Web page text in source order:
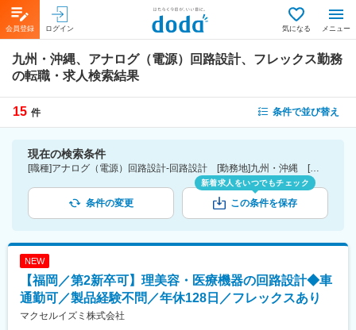
会員登録 ログイン 気になる メニュー
九州・沖縄、アナログ（電源）回路設計、フレックス勤務
の転職・求人検索結果
15 件 条件で並び替え
現在の検索条件
[職種]アナログ（電源）回路設計-回路設計 [勤務地]九州・沖縄 [詳細条件](休日・働き方)フレックス勤務
条件の変更
新着求人をいつでもチェック
この条件を保存
NEW
【福岡／第2新卒可】理美容・医療機器の回路設計◆車
通勤可／製品経験不問／年休128日／フレックスあり
マクセルイズミ株式会社